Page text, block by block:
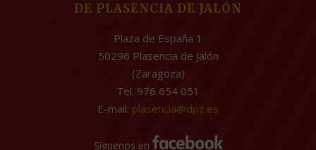
DE PLASENCIA DE JALÓN
Plaza de España 1
50296 Plasencia de Jalón
(Zaragoza)
Tel. 976 654 051
E-mail: plasencia@dpz.es
Síguenos en